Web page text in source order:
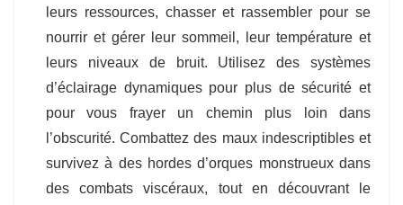
leurs ressources, chasser et rassembler pour se
nourrir et gérer leur sommeil, leur température et
leurs niveaux de bruit. Utilisez des systèmes
d’éclairage dynamiques pour plus de sécurité et
pour vous frayer un chemin plus loin dans
l’obscurité. Combattez des maux indescriptibles et
survivez à des hordes d’orques monstrueux dans
des combats viscéraux, tout en découvrant le